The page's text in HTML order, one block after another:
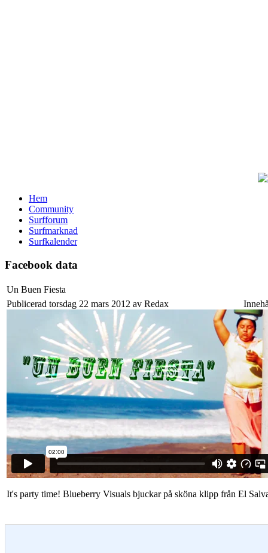
Hem
Community
Surfforum
Surfmarknad
Surfkalender
Facebook data
Un Buen Fiesta
Publicerad torsdag 22 mars 2012 av Redax
It's party time! Blueberry Visuals bjuckar på sköna klipp från El